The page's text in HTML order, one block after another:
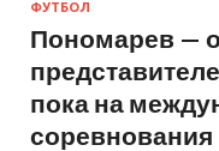
ФУТБОЛ
Пономарев — о
пока на
соревнования